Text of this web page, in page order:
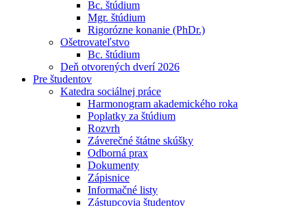
Bc. štúdium
Mgr. štúdium
Rigorózne konanie (PhDr.)
Ošetrovateľstvo
Bc. štúdium
Deň otvorených dverí 2026
Pre študentov
Katedra sociálnej práce
Harmonogram akademického roka
Poplatky za štúdium
Rozvrh
Záverečné štátne skúšky
Odborná prax
Dokumenty
Zápisnice
Informačné listy
Zástupcovia študentov